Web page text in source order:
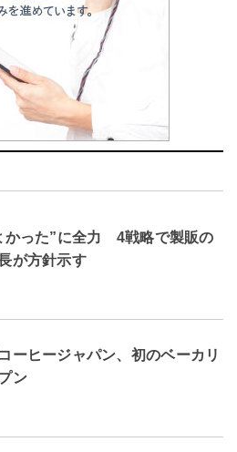
かった”に全力 4戦略で製販の
が方針示す
ーヒージャパン、初のベーカリ
ン